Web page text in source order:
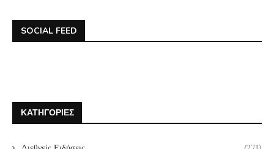
SOCIAL FEED
ΚΑΤΗΓΟΡΊΕΣ